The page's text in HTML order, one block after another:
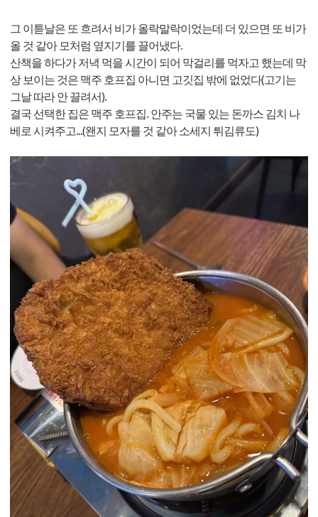
그 이튿날은 또 흐려서 비가 올락말락이었는데 더 있으면 또 비가
올 것 같아 모처럼 옆지기를 끌어냈다.
산책을 하다가 저녁 먹을 시간이 되어 막걸리를 먹자고 했는데 막
상 보이는 것은 맥주 호프집 아니면 고깃집 밖에 없었다(고기는
그날 따라 안 끌려서).
결국 선택한 집은 맥주 호프집. 안주는 국물 있는 돈까스 김치 나
베로 시켜주고...(왠지 모자를 것 같아 소세지 튀김류도)